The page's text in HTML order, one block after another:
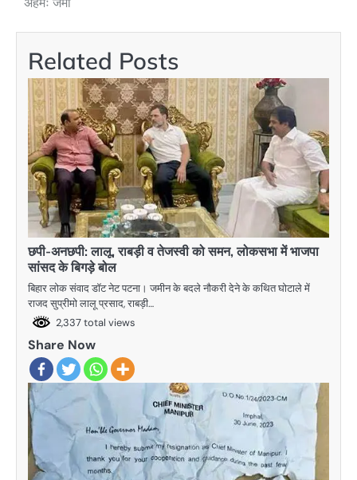
Related Posts
छपी-अनछपी: लालू, राबड़ी व तेजस्वी को समन, लोकसभा में भाजपा
सांसद के बिगड़े बोल
बिहार लोक संवाद डॉट नेट पटना। जमीन के बदले नौकरी देने के कथित घोटाले में
राजद सुप्रीमो लालू प्रसाद, राबड़ी…
2,337 total views
Share Now